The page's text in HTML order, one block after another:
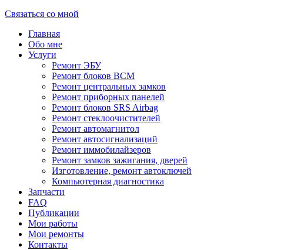
Связаться со мной
Главная
Обо мне
Услуги
Ремонт ЭБУ
Ремонт блоков BCМ
Ремонт центральных замков
Ремонт приборных панелей
Ремонт блоков SRS Airbag
Ремонт стеклоочистителей
Ремонт автомагнитол
Ремонт автосигнализаций
Ремонт иммобилайзеров
Ремонт замков зажигания, дверей
Изготовление, ремонт автоключей
Компьютерная диагностика
Запчасти
FAQ
Публикации
Мои работы
Мои ремонты
Контакты